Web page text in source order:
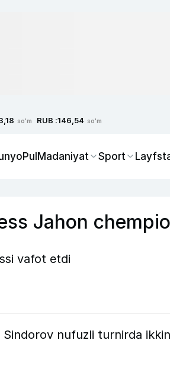
so'm RUB :146,54 so'm
PulMadaniyat Sport
Jahon
vafot etdi
nufuzli turnirda